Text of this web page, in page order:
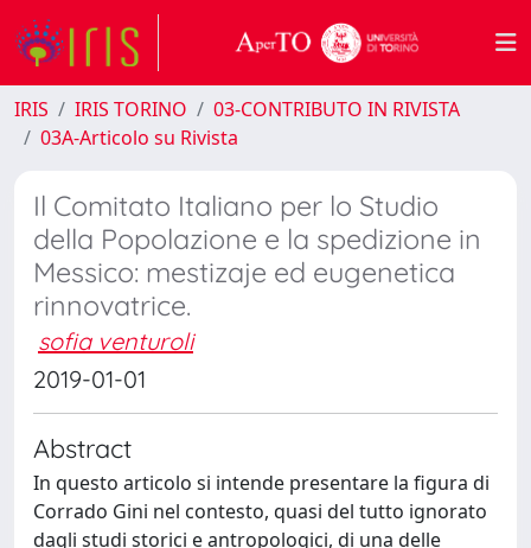
IRIS IRIS TORINO
03-CONTRIBUTO IN RIVISTA
03A-Articolo su Rivista
Il Comitato Italiano per lo Studio
della Popolazione e la spedizione in
Messico: mestizaje ed eugenetica
rinnovatrice.
sofia venturoli
2019-01-01
Abstract
In questo articolo si intende presentare la figura di
Corrado Gini nel contesto, quasi del tutto ignorato
dagli studi storici e antropologici, di una delle